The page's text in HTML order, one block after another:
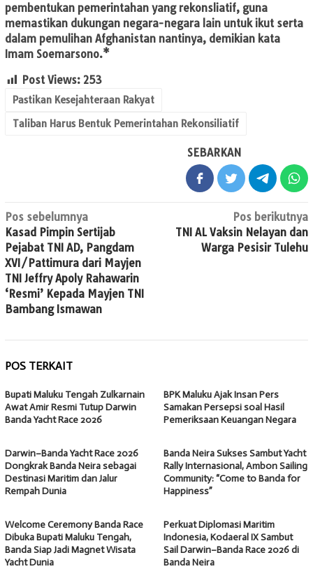
pembentukan pemerintahan yang rekonsliatif, guna
memastikan dukungan negara-negara lain untuk ikut serta
dalam pemulihan Afghanistan nantinya, demikian kata
Imam Soemarsono.*
Post Views: 253
Pastikan Kesejahteraan Rakyat
Taliban Harus Bentuk Pemerintahan Rekonsiliatif
SEBARKAN
Navigasi
pos
Pos sebelumnya
Kasad Pimpin Sertijab
Pejabat TNI AD, Pangdam
XVI/Pattimura dari Mayjen
TNI Jeffry Apoly Rahawarin
‘Resmi’ Kepada Mayjen TNI
Bambang Ismawan
Pos berikutnya
TNI AL Vaksin Nelayan dan
Warga Pesisir Tulehu
POS TERKAIT
Bupati Maluku Tengah Zulkarnain
Awat Amir Resmi Tutup Darwin
Banda Yacht Race 2026
BPK Maluku Ajak Insan Pers
Samakan Persepsi soal Hasil
Pemeriksaan Keuangan Negara
Darwin–Banda Yacht Race 2026
Dongkrak Banda Neira sebagai
Destinasi Maritim dan Jalur
Rempah Dunia
Banda Neira Sukses Sambut Yacht
Rally Internasional, Ambon Sailing
Community: “Come to Banda for
Happiness”
Welcome Ceremony Banda Race
Dibuka Bupati Maluku Tengah,
Banda Siap Jadi Magnet Wisata
Yacht Dunia
Perkuat Diplomasi Maritim
Indonesia, Kodaeral IX Sambut
Sail Darwin–Banda Race 2026 di
Banda Neira